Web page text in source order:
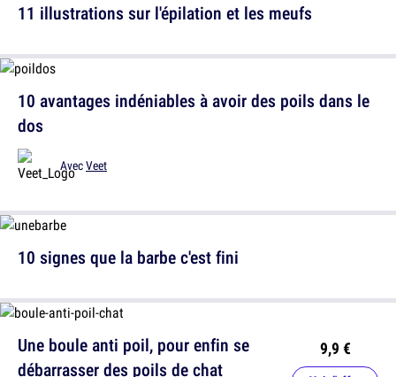
10 avantages indéniables à avoir des poils dans le
dos
AvecVeet
Une boule anti poil, pour enfin se
débarrasser des poils de chat
9,9 €
11 illustrations sur l'épilation et les meufs
10 signes que la barbe c'est fini